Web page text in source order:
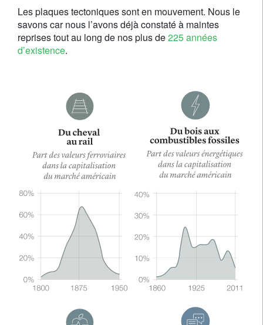
Les plaques tectoniques sont en mouvement. Nous le
savons car nous l’avons déjà constaté à maintes
reprises tout au long de nos plus de225 années
d’existence.